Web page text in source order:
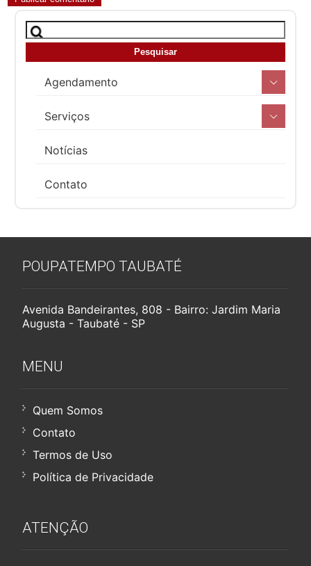
Agendamento
Serviços
Notícias
Contato
POUPATEMPO TAUBATÉ
Avenida Bandeirantes, 808 - Bairro: Jardim Maria
Augusta - Taubaté - SP
MENU
Quem Somos
Contato
Termos de Uso
Política de Privacidade
ATENÇÃO